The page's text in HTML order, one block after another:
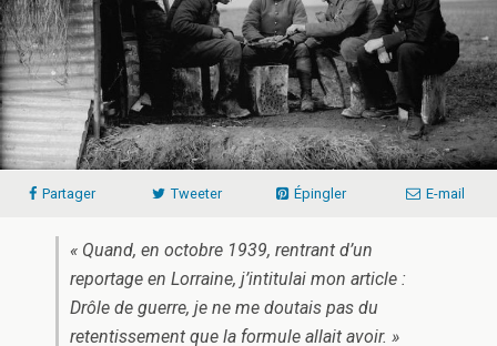
Partager Tweeter Épingler E-mail
« Quand, en octobre 1939, rentrant d’un
reportage en Lorraine, j’intitulai mon article :
Drôle de guerre, je ne me doutais pas du
retentissement que la formule allait avoir. »